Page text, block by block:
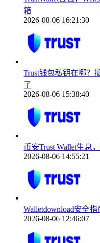
箱
2026-08-06 16:21:30
Trust钱包私钥在哪？
了
2026-08-06 15:38:40
币安Trust Wallet生息
2026-08-06 14:55:21
Walletdownload安全
2026-08-06 12:46:07